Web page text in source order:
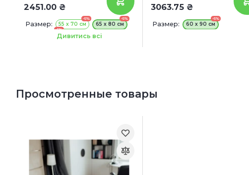
2451.00 ₴
Размер:
-5%
55 х 70 см
-5%
65 х 80 см
-5%
85 x 100 смДивитись всі
3063.75 ₴
Размер:
-5%
60 х 90 см
Просмотренные товары